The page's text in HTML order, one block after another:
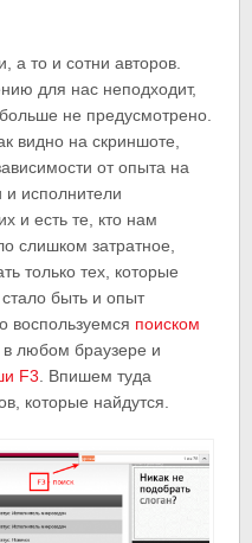
а то и сотни авторов.
для нас неподходит,
не предусмотрено.
видно на скриншоте,
от опыта на
исполнители
и есть те, кто нам
слишком затратное,
только тех, которые
быть и опыт
воспользуемся поиском
в любом браузере и
F3. Впишем туда
которые найдутся.